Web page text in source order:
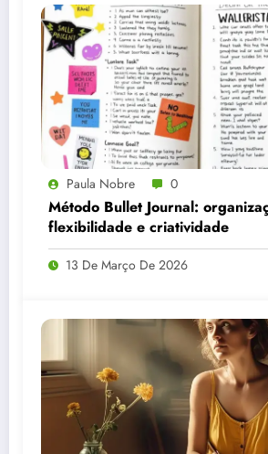
Paula Nobre 0
Método Bullet Journal:
flexibilidade e criatividade
13 De Março De 2026